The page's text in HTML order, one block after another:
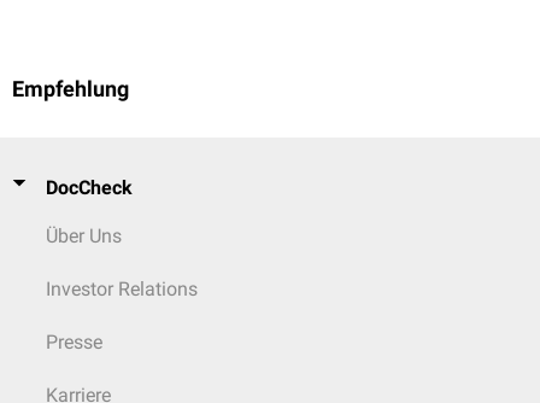
Empfehlung
DocCheck
Über Uns
Investor Relations
Presse
Karriere